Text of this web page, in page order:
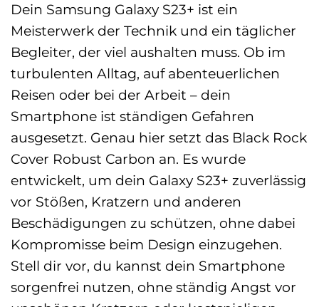
Dein Samsung Galaxy S23+ ist ein
Meisterwerk der Technik und ein täglicher
Begleiter, der viel aushalten muss. Ob im
turbulenten Alltag, auf abenteuerlichen
Reisen oder bei der Arbeit – dein
Smartphone ist ständigen Gefahren
ausgesetzt. Genau hier setzt das Black Rock
Cover Robust Carbon an. Es wurde
entwickelt, um dein Galaxy S23+ zuverlässig
vor Stößen, Kratzern und anderen
Beschädigungen zu schützen, ohne dabei
Kompromisse beim Design einzugehen.
Stell dir vor, du kannst dein Smartphone
sorgenfrei nutzen, ohne ständig Angst vor